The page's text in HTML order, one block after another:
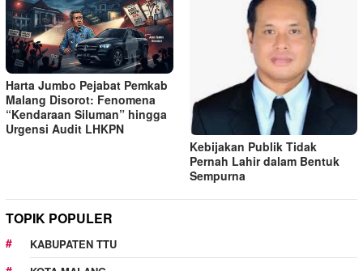
Harta Jumbo Pejabat Pemkab
Malang Disorot: Fenomena
“Kendaraan Siluman” hingga
Urgensi Audit LHKPN
Kebijakan Publik Tidak
Pernah Lahir dalam Bentuk
Sempurna
TOPIK POPULER
KABUPATEN TTU